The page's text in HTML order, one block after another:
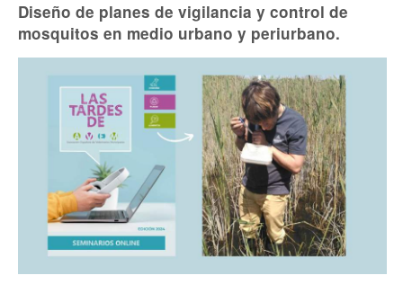
FAQ
Soporte
Contacto
Buscar
cursos
Diseño de planes de vigilancia y control de
mosquitos en medio urbano y periurbano.